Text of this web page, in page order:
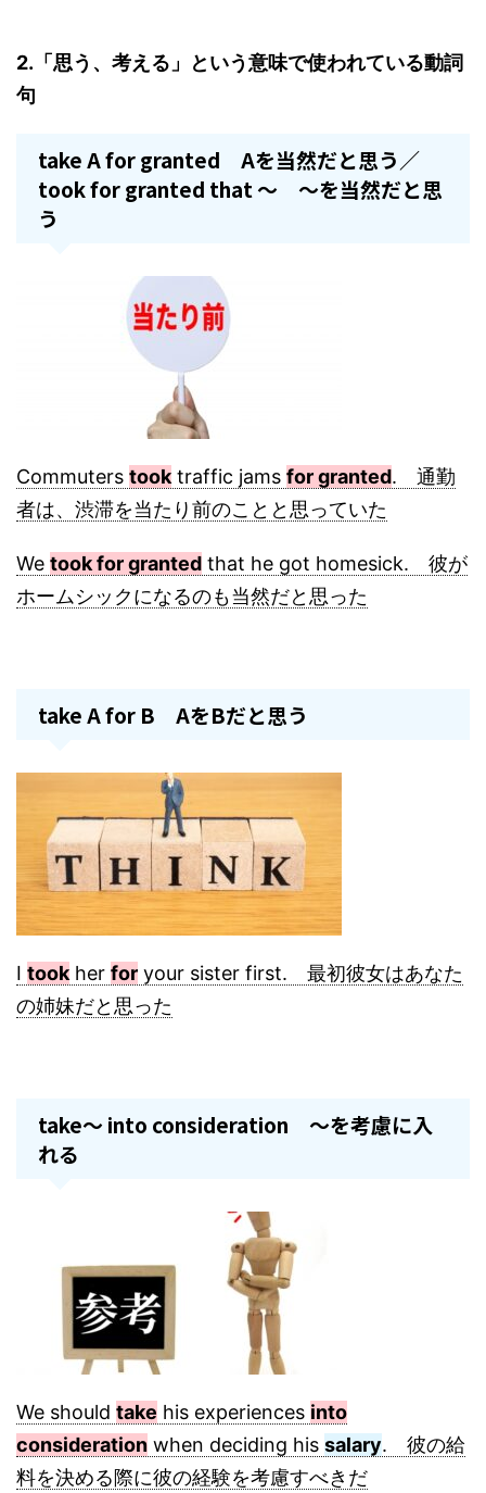
2.「思う、考える」という意味で使われている動詞
句
take A for granted Aを当然だと思う／
took for granted that ～ ～を当然だと思
う
Commuters took traffic jams for granted. 通勤
者は、渋滞を当たり前のことと思っていた
We took for granted that he got homesick. 彼が
ホームシックになるのも当然だと思った
take A for B AをBだと思う
I took her for your sister first. 最初彼女はあなた
の姉妹だと思った
take～ into consideration ～を考慮に入
れる
We should take his experiences into
consideration when deciding his salary. 彼の給
料を決める際に彼の経験を考慮すべきだ